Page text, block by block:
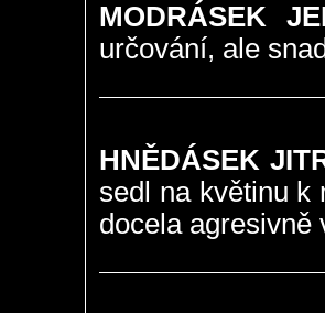
MODRÁSEK
určování, ale
HNĚDÁSEK
sedl na květinu k
docela agresivně